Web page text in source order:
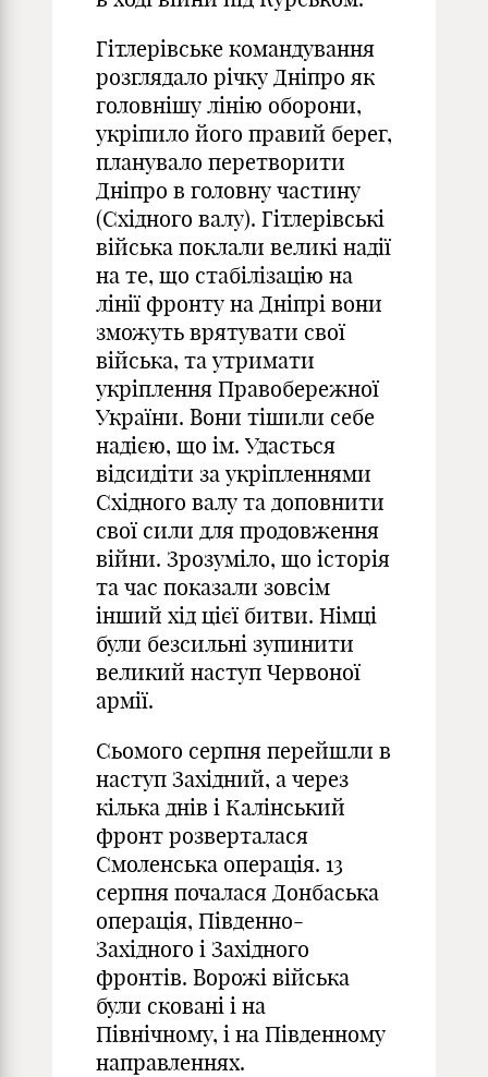
Гітлерівське командування
розглядало річку Дніпро як
головнішу лінію оборони,
укріпило його правий берег,
планувало перетворити
Дніпро в головну частину
(Східного валу). Гітлерівські
війська поклали великі надії
на те, що стабілізацію на
лінії фронту на Дніпрі вони
зможуть врятувати свої
війська, та утримати
укріплення Правобережної
України. Вони тішили себе
надією, що ім. Удасться
відсидіти за укріпленнями
Східного валу та доповнити
свої сили для продовження
війни. Зрозуміло, що історія
та час показали зовсім
інший хід цієї битви. Німці
були безсильні зупинити
великий наступ Червоної
армії.
Сьомого серпня перейшли в
наступ Західний, а через
кілька днів і Калінський
фронт розверталася
Смоленська операція. 13
серпня почалася Донбаська
операція, Південно-
Західного і Західного
фронтів. Ворожі війська
були сковані і на
Північному, і на Південному
направленнях.